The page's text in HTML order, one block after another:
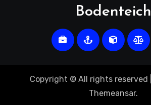
Bodenteich
Copyright © All rights reserved
Themeansar.